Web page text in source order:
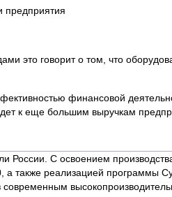
предприятия
это говорит о том, что
финансовой
к еще большим выручкам
России. С освоением
а также реализацией программы